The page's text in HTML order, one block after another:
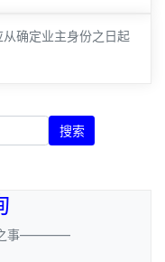
确定业主身份之日起
搜索
事————